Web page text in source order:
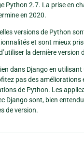
Python 2.7. La prise en
en 2020.
versions de Python
et sont mieux
la dernière version
dans Django en
pas des
de Python. Les
Django sont, bien
de version.